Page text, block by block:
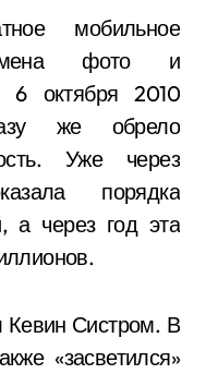
мобильное
фото и
6 октября 2010
же обрело
Уже через
порядка
а через год эта
Кевин Систром. В
«засветился»